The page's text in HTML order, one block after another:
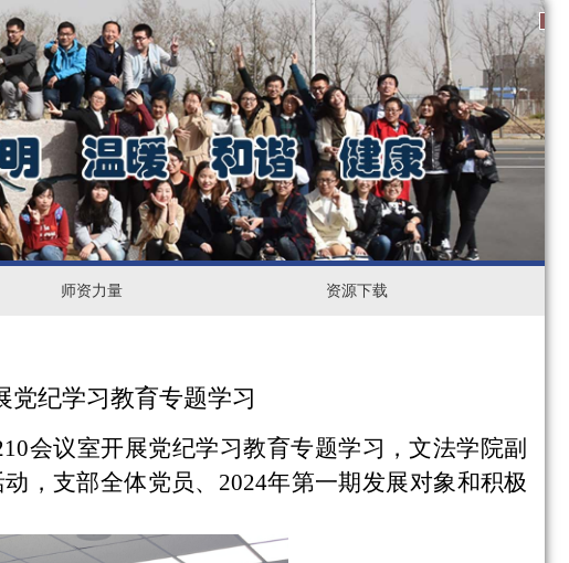
师资力量 资源下载
下
载
党纪学习教育专题学习
会议室开展党纪学习教育专题学习，文法学院副
，支部全体党员、 2024年第一期发展对象和积极